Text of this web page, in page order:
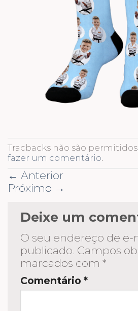
Tracbacks não são
fazer um comentário.
← Anterior
Próximo →
Deixe um
O seu endereço de e-
publicado. Campos
marcados com *
Comentário *